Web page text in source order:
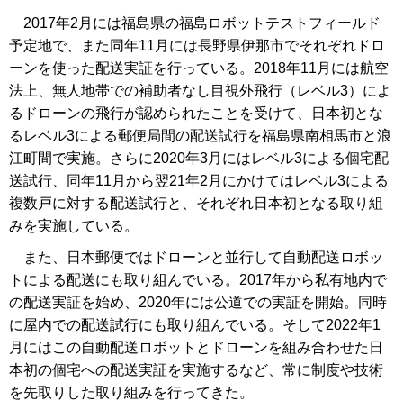
2017年2月には福島県の福島ロボットテストフィールド
予定地で、また同年11月には長野県伊那市でそれぞれドロ
ーンを使った配送実証を行っている。2018年11月には航空
法上、無人地帯での補助者なし目視外飛行（レベル3）によ
るドローンの飛行が認められたことを受けて、日本初とな
るレベル3による郵便局間の配送試行を福島県南相馬市と浪
江町間で実施。さらに2020年3月にはレベル3による個宅配
送試行、同年11月から翌21年2月にかけてはレベル3による
複数戸に対する配送試行と、それぞれ日本初となる取り組
みを実施している。
また、日本郵便ではドローンと並行して自動配送ロボッ
トによる配送にも取り組んでいる。2017年から私有地内で
の配送実証を始め、2020年には公道での実証を開始。同時
に屋内での配送試行にも取り組んでいる。そして2022年1
月にはこの自動配送ロボットとドローンを組み合わせた日
本初の個宅への配送実証を実施するなど、常に制度や技術
を先取りした取り組みを行ってきた。